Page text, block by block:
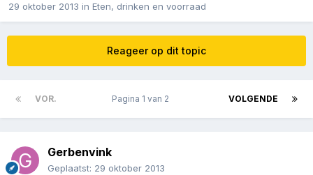
29 oktober 2013 in Eten, drinken en voorraad
Reageer op dit topic
VOR. VOLGENDE
Pagina 1 van 2
Gerbenvink
Geplaatst: 29 oktober 2013